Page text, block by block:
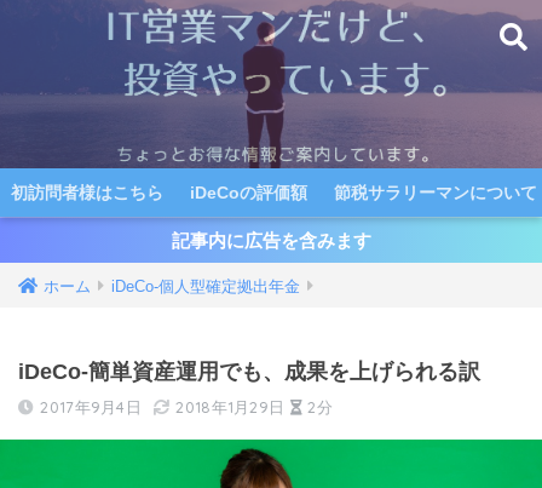
初訪問者様はこちら iDeCoの評価額 節税サラリーマンについて
記事内に広告を含みます
ホーム iDeCo-個人型確定拠出年金
iDeCo-簡単資産運用でも、成果を上げられる訳
2017年9月4日 2018年1月29日 2分